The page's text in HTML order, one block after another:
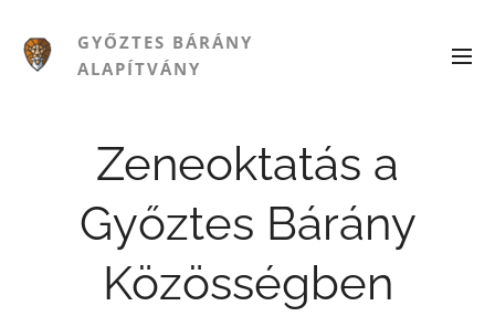
GYŐZTES BÁRÁNY
ALAPÍTVÁNY
Zeneoktatás a
Győztes Bárány
Közösségben